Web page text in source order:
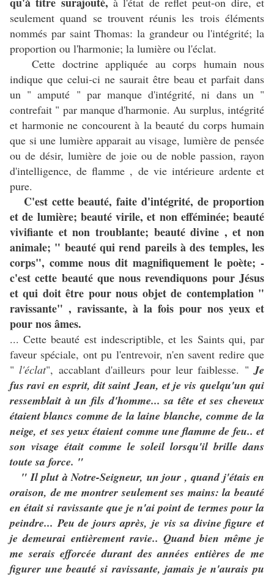
seulement quand se trouvent réunis les trois éléments
nommés par saint Thomas: la grandeur ou l'intégrité; la
proportion ou l'harmonie; la lumière ou l'éclat.
Cette doctrine appliquée au corps humain nous
indique que celui-ci ne saurait être beau et parfait dans
un " amputé " par manque d'intégrité, ni dans un "
contrefait " par manque d'harmonie. Au surplus, intégrité
et harmonie ne concourent à la beauté du corps humain
que si une lumière apparait au visage, lumière de pensée
ou de désir, lumière de joie ou de noble passion, rayon
d'intelligence, de flamme , de vie intérieure ardente et
pure.
C'est cette beauté, faite d'intégrité, de proportion
et de lumière; beauté virile, et non efféminée; beauté
vivifiante et non troublante; beauté divine , et non
animale; " beauté qui rend pareils à des temples, les
corps", comme nous dit magnifiquement le poète; -
c'est cette beauté que nous revendiquons pour Jésus
et qui doit être pour nous objet de contemplation "
ravissante" , ravissante, à la fois pour nos yeux et
pour nos âmes.
... Cette beauté est indescriptible, et les Saints qui, par
faveur spéciale, ont pu l'entrevoir, n'en savent redire que
"l'éclat", accablant d'ailleurs pour leur faiblesse. "Je
fus ravi en esprit, dit saint Jean, et je vis quelqu'un qui
ressemblait à un fils d'homme... sa tête et ses cheveux
étaient blancs comme de la laine blanche, comme de la
neige, et ses yeux étaient comme une flamme de feu.. et
son visage était comme le soleil lorsqu'il brille dans
toute sa force. "
" Il plut à Notre-Seigneur, un jour , quand j'étais en
oraison, de me montrer seulement ses mains: la beauté
en était si ravissante que je n'ai point de termes pour la
peindre... Peu de jours après, je vis sa divine figure et
je demeurai entièrement ravie.. Quand bien même je
me serais efforcée durant des années entières de me
figurer une beauté si ravissante, jamais je n'aurais pu